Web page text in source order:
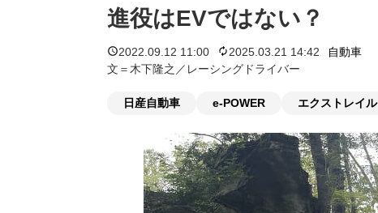
進役はEVではない？
2022.09.12 11:00 2025.03.21 14:42
自動車
文＝木下隆之／レーシングドライバー
日産自動車 e-POWER エクストレイル